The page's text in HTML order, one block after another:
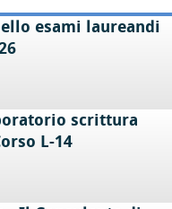
esami laureandi
scrittura
L-14